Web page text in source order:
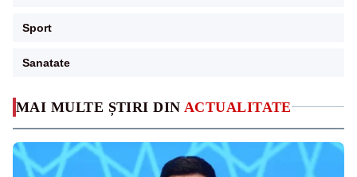
MAI MULTE ȘTIRI DIN ACTUALITATE
Sport
Sanatate